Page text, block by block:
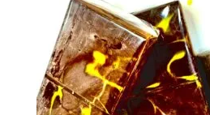
original
era:
70,00 €.
actual
es:
55,00 €.